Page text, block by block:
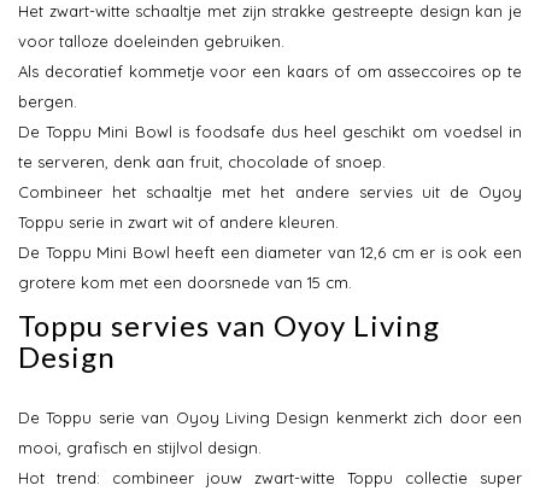
Het zwart-witte schaaltje met zijn strakke gestreepte design kan je
voor talloze doeleinden gebruiken.
Als decoratief kommetje voor een kaars of om asseccoires op te
bergen.
De Toppu Mini Bowl is foodsafe dus heel geschikt om voedsel in
te serveren, denk aan fruit, chocolade of snoep.
Combineer het schaaltje met het andere servies uit de Oyoy
Toppu serie in zwart wit of andere kleuren.
De Toppu Mini Bowl heeft een diameter van 12,6 cm er is ook een
grotere kom met een doorsnede van 15 cm.
Toppu servies van Oyoy Living
Design
De Toppu serie van Oyoy Living Design kenmerkt zich door een
mooi, grafisch en stijlvol design.
Hot trend: combineer jouw zwart-witte Toppu collectie super